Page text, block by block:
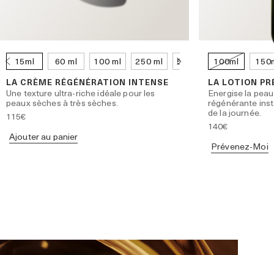
15ml 60 ml 100 ml 250 ml 500 ml
LA CRÈME RÉGÉNÉRATION INTENSE
Une texture ultra-riche idéale pour les
peaux sèches à très sèches.
115€
Ajouter au panier
100ml
LA LOTION
Energise la
régénérante
de la journée.
140€
Prévenez-Moi